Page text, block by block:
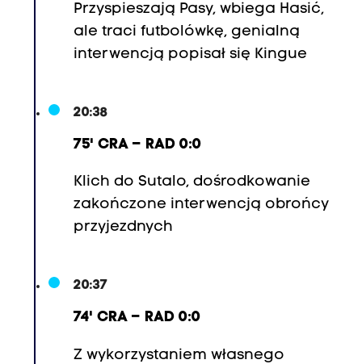
Przyspieszają Pasy, wbiega Hasić,
ale traci futbolówkę, genialną
interwencją popisał się Kingue
20:38
75' CRA – RAD 0:0
Klich do Sutalo, dośrodkowanie
zakończone interwencją obrońcy
przyjezdnych
20:37
74' CRA – RAD 0:0
Z wykorzystaniem własnego